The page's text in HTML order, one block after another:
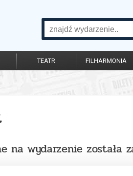
TEATR FILHARMONIA
na wydarzenie została